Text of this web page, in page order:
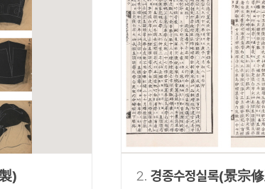
산자 사용안내
설명
“정조”와 “정약용”이 동시에 포함된 자
색
“정조” 또는 “정약용”이 포함된 자료를
“정조”가 나온 후 “정약용”이 나오지 않
개의 연산자를 사용할 수 있습니다.
) 2. 경종수정실록(景宗